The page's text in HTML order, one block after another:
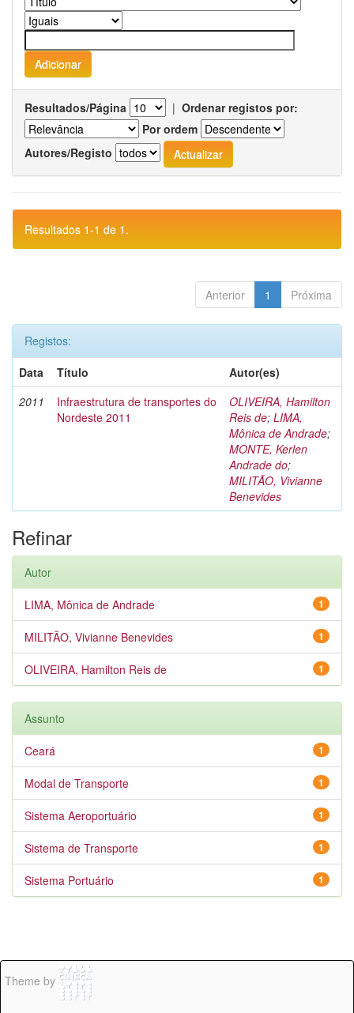
Resultados/Página | Ordenar registos por:
Por ordem
Autores/Registo
Resultados 1-1 de 1.
Anterior 1 Próxima
Registos:
Data
Título
Autor(es)
2011
Infraestrutura de transportes do
Nordeste 2011
OLIVEIRA, Hamilton
Reis de; LIMA,
Mônica de Andrade;
MONTE, Kerlen
Andrade do;
MILITÃO, Vivianne
Benevides
Refinar
Autor
1
LIMA, Mônica de Andrade
1
MILITÃO, Vivianne Benevides
1
OLIVEIRA, Hamilton Reis de
Assunto
1
Ceará
1
Modal de Transporte
1
Sistema Aeroportuário
1
Sistema de Transporte
1
Sistema Portuário
Theme by